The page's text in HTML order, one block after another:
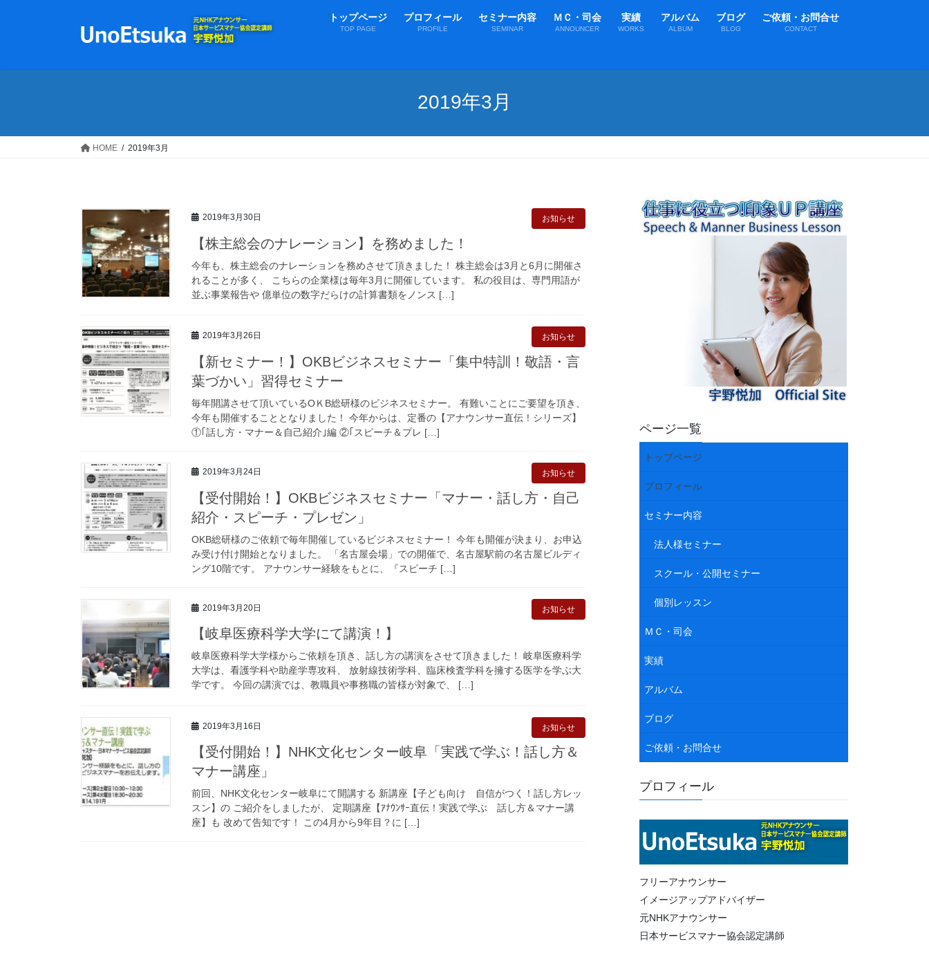
ッ
移
トップページ
TOP PAGE
プロフィール
PROFILE
セミナー内容
SEMINAR
ＭＣ・司会
ANNOUNCER
実績
WORKS
アルバム
ALBUM
ブログ
BLOG
ご依頼・お問合せ
CONTACT
2019年3月
HOME 2019年3月
2019年3月30日 お知らせ
【株主総会のナレーション】を務めました！
今年も、株主総会のナレーションを務めさせて頂きました！ 株主総会は3月と6月に開催さ
れることが多く、 こちらの企業様は毎年3月に開催しています。 私の役目は、専門用語が
並ぶ事業報告や 億単位の数字だらけの計算書類をノンス […]
2019年3月26日 お知らせ
【新セミナー！】OKBビジネスセミナー「集中特訓！敬語・言
葉づかい」習得セミナー
毎年開講させて頂いているOＫB総研様のビジネスセミナー。 有難いことにご要望を頂き、
今年も開催することとなりました！ 今年からは、定番の【アナウンサー直伝！シリーズ】
①｢話し方・マナー＆自己紹介｣編 ②｢スピーチ＆プレ […]
2019年3月24日 お知らせ
【受付開始！】OKBビジネスセミナー「マナー・話し方・自己
紹介・スピーチ・プレゼン」
OKB総研様のご依頼で毎年開催しているビジネスセミナー！ 今年も開催が決まり、お申込
み受け付け開始となりました。 「名古屋会場」での開催で、名古屋駅前の名古屋ビルディ
ング10階です。 アナウンサー経験をもとに、『スピーチ […]
2019年3月20日 お知らせ
【岐阜医療科学大学にて講演！】
岐阜医療科学大学様からご依頼を頂き、話し方の講演をさせて頂きました！ 岐阜医療科学
大学は、看護学科や助産学専攻科、 放射線技術学科、臨床検査学科を擁する医学を学ぶ大
学です。 今回の講演では、教職員や事務職の皆様が対象で、 […]
2019年3月16日 お知らせ
【受付開始！】NHK文化センター岐阜「実践で学ぶ！話し方＆
マナー講座」
前回、NHK文化センター岐阜にて開講する 新講座【子ども向け 自信がつく！話し方レッ
スン】の ご紹介をしましたが、 定期講座【ｱﾅｳﾝｻｰ直伝！実践で学ぶ 話し方＆マナー講
座】も 改めて告知です！ この4月から9年目？に […]
ページ一覧
トップページ
プロフィール
セミナー内容
法人様セミナー
スクール・公開セミナー
個別レッスン
ＭＣ・司会
実績
アルバム
ブログ
ご依頼・お問合せ
プロフィール
フリーアナウンサー
イメージアップアドバイザー
元NHKアナウンサー
日本サービスマナー協会認定講師